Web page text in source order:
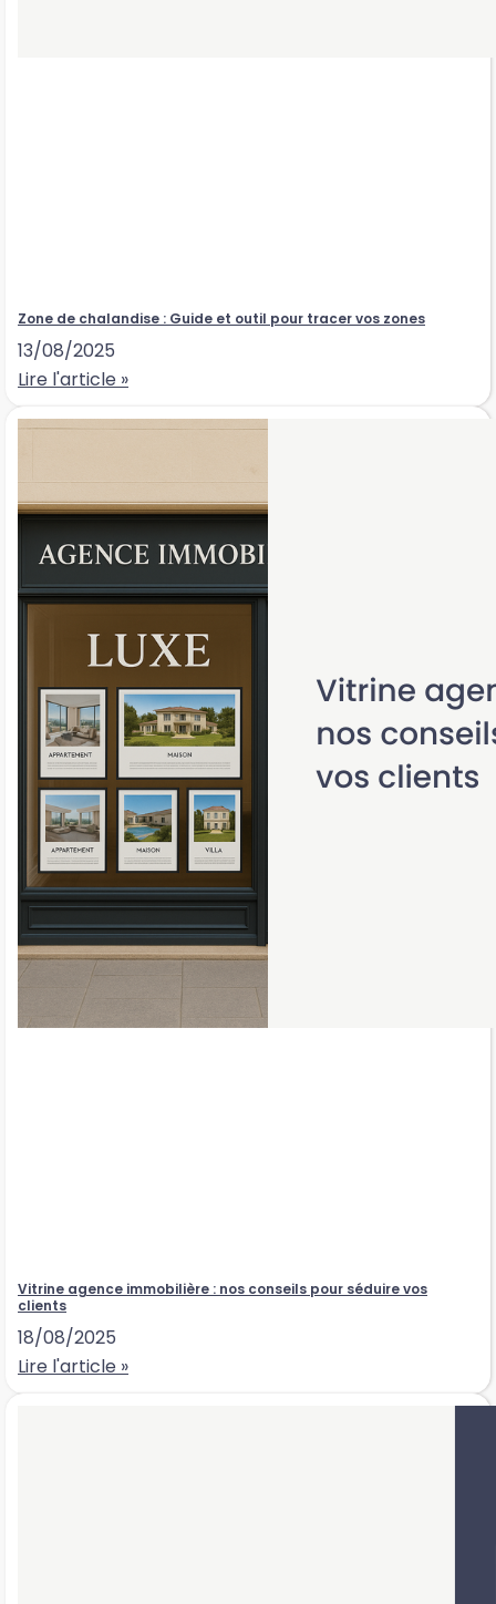
Zone de chalandise : Guide et outil pour tracer vos zones
13/08/2025
Lire l'article »
Vitrine agence immobilière : nos conseils pour séduire vos
clients
18/08/2025
Lire l'article »